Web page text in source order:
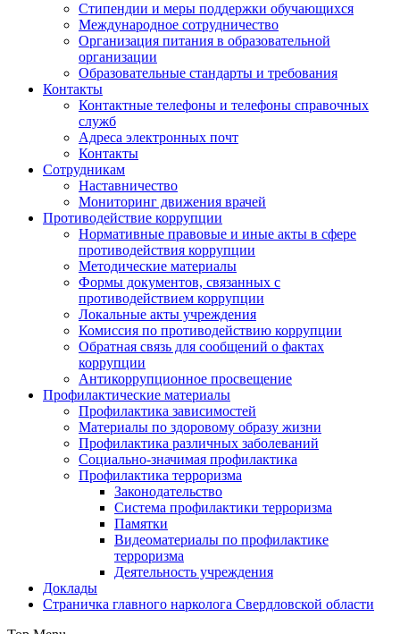
Стипендии и меры поддержки обучающихся
Международное сотрудничество
Организация питания в образовательной
организации
Образовательные стандарты и требования
Контакты
Контактные телефоны и телефоны справочных
служб
Адреса электронных почт
Контакты
Сотрудникам
Наставничество
Мониторинг движения врачей
Противодействие коррупции
Нормативные правовые и иные акты в сфере
противодействия коррупции
Методические материалы
Формы документов, связанных с
противодействием коррупции
Локальные акты учреждения
Комиссия по противодействию коррупции
Обратная связь для сообщений о фактах
коррупции
Антикоррупционное просвещение
Профилактические материалы
Профилактика зависимостей
Материалы по здоровому образу жизни
Профилактика различных заболеваний
Социально-значимая профилактика
Профилактика терроризма
Законодательство
Система профилактики терроризма
Памятки
Видеоматериалы по профилактике
терроризма
Деятельность учреждения
Доклады
Страничка главного нарколога Свердловской области